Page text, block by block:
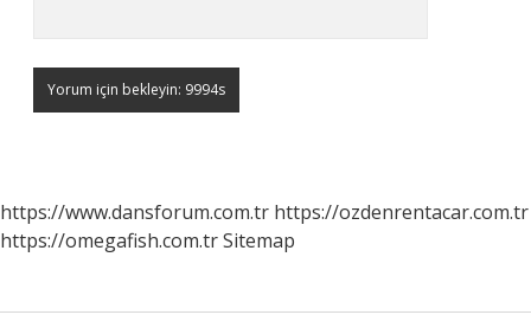
https://www.dansforum.com.tr https://ozdenrentacar.com.tr
https://omegafish.com.trSitemap